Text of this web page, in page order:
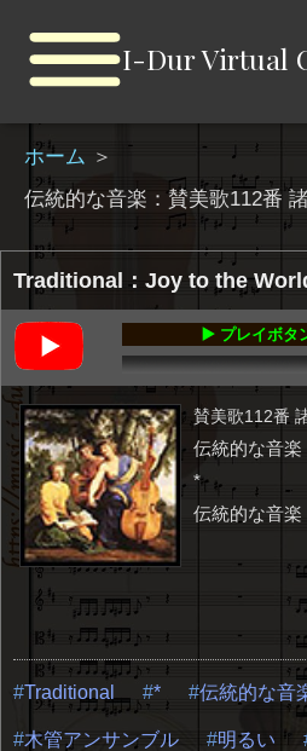
I-Dur Virtual
ホーム ＞
伝統的な音楽：賛美歌112番
Traditional：Joy to the
▶️ プレイボタ
賛美歌112番
伝統的な音楽
*
伝統的な音楽
Traditional * 伝統的な音
木管アンサンブル 明るい